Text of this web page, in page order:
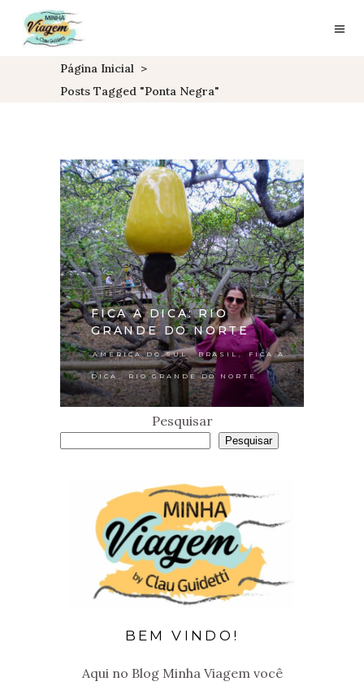
Página Inicial >
Posts Tagged "ponta Negra"
FICA A DICA: RIO
GRANDE DO NORTE
AMÉRICA DO SUL, BRASIL, FICA A
DICA, RIO GRANDE DO NORTE
Pesquisar
Pesquisar
BEM VINDO!
Aqui no Blog Minha Viagem você